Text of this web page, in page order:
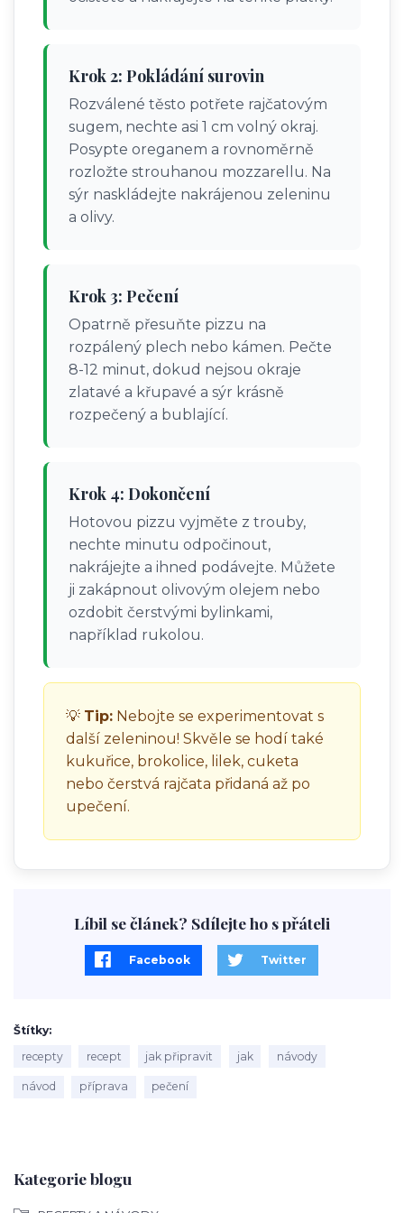
Kategorie blogu
Krok 2: Pokládání surovin
Rozválené těsto potřete rajčatovým
sugem, nechte asi 1 cm volný okraj.
Posypte oreganem a rovnoměrně
rozložte strouhanou mozzarellu. Na
sýr naskládejte nakrájenou zeleninu
a olivy.
Krok 3: Pečení
Opatrně přesuňte pizzu na
rozpálený plech nebo kámen. Pečte
8-12 minut, dokud nejsou okraje
zlatavé a křupavé a sýr krásně
rozpečený a bublající.
Krok 4: Dokončení
Hotovou pizzu vyjměte z trouby,
nechte minutu odpočinout,
nakrájejte a ihned podávejte. Můžete
ji zakápnout olivovým olejem nebo
ozdobit čerstvými bylinkami,
například rukolou.
💡 Tip: Nebojte se experimentovat s
další zeleninou! Skvěle se hodí také
kukuřice, brokolice, lilek, cuketa
nebo čerstvá rajčata přidaná až po
upečení.
Líbil se článek? Sdílejte ho s přáteli
Facebook Twitter
Štítky
recepty
recept jak připravit jak návody
návod příprava pečení